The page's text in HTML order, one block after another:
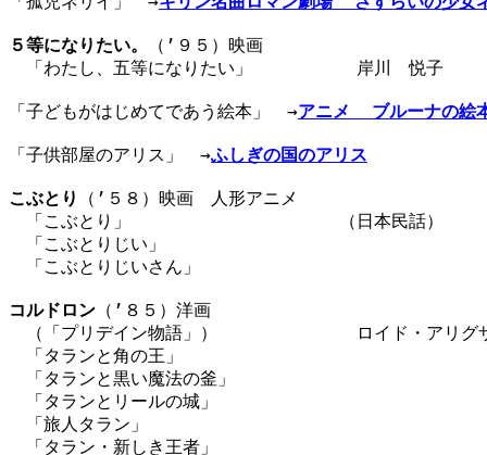
５等になりたい。
（’９５）映画
「わたし、五等になりたい」　　　　　　岸川　悦子　
「子どもがはじめてであう絵本」　→アニメ  ブルーナの絵
「子供部屋のアリス」　→ふしぎの国のアリス
こぶとり
（’５８）映画　人形アニメ
「こぶとり」　　　　　　　　　　　　（日本民話）　
「こぶとりじい」
「こぶとりじいさん」
コルドロン （’８５）洋画
（「プリデイン物語」）　　　　　　　　ロイド・アリグ
「タランと角の王」
「タランと黒い魔法の釜」
「タランとリールの城」
「旅人タラン」
「タラン・新しき王者」